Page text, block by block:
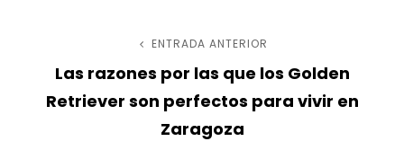
Navegación
de
entradas
Entrada
anterior
ENTRADA ANTERIOR
Las razones por las que los Golden
Retriever son perfectos para vivir en
Zaragoza